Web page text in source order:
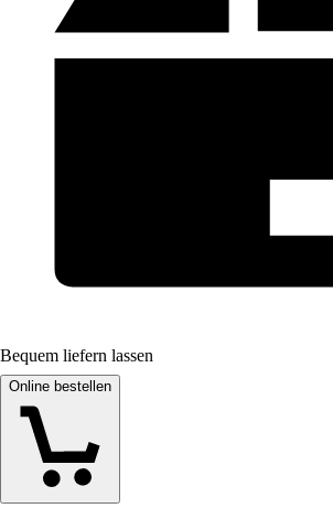
Bequem liefern lassen
Online bestellen